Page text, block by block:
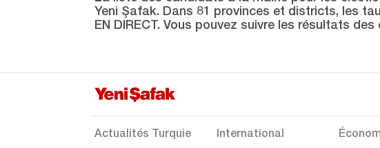
Manisa
Mersin
Muğla
Muş
Yeni Şafak. Dans 81 provinces et districts, les
EN DIRECT. Vous pouvez suivre les résultats
Actualités Turquie International